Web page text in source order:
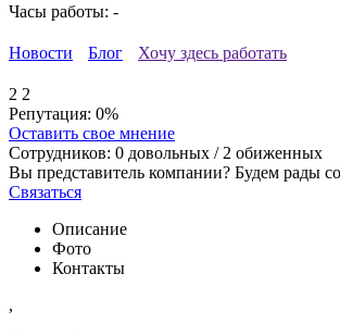
Часы работы: -
Новости Блог Хочу здесь работать
2 2
Репутация: 0%
Оставить свое мнение
Сотрудников: 0 довольных / 2 обиженных
Вы представитель компании? Будем рады
Связаться
Описание
Фото
Контакты
,